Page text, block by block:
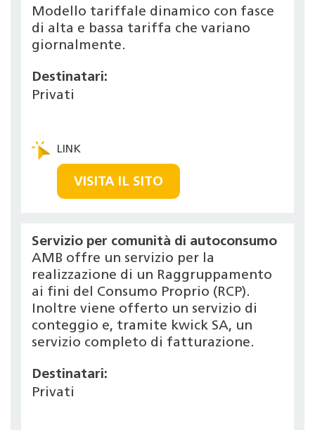
Modello tariffale dinamico con fasce
di alta e bassa tariffa che variano
giornalmente.
Destinatari:
Privati
VISITA IL SITO
Servizio per comunità di autoconsumo
AMB offre un servizio per la
realizzazione di un Raggruppamento
ai fini del Consumo Proprio (RCP).
Inoltre viene offerto un servizio di
conteggio e, tramite kwick SA, un
servizio completo di fatturazione.
Destinatari:
Privati